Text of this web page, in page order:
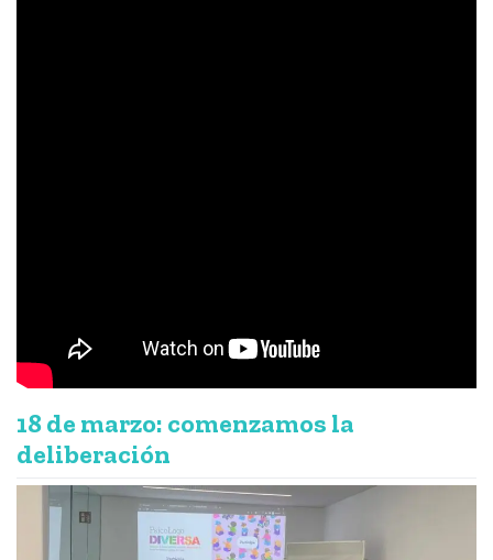
18 de marzo: comenzamos la
deliberación